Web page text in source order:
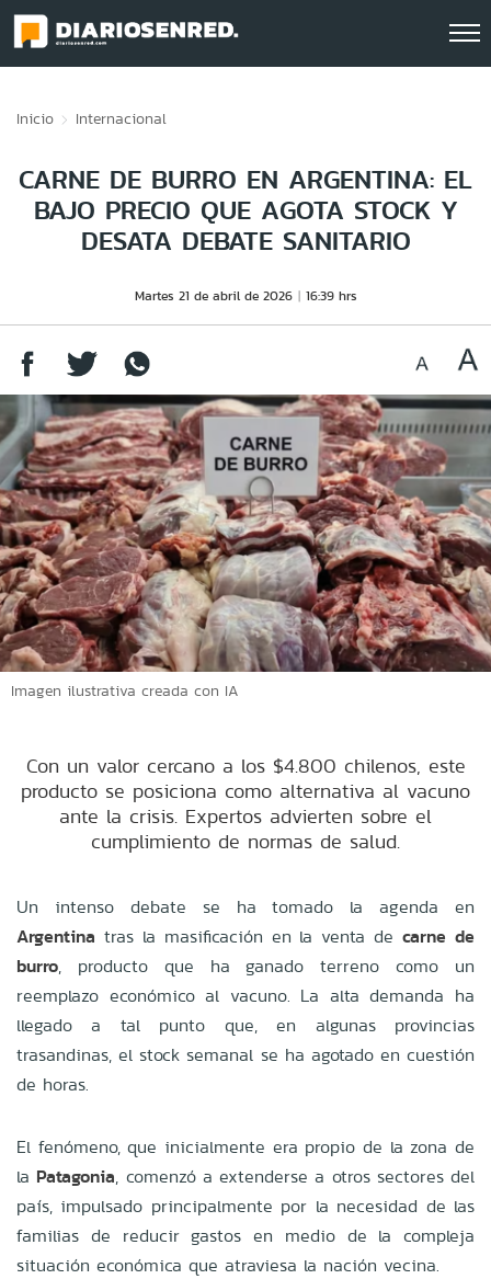
Inicio Internacional
CARNE DE BURRO EN ARGENTINA: EL
BAJO PRECIO QUE AGOTA STOCK Y
DESATA DEBATE SANITARIO
Martes 21 de abril de 2026 16:39 hrs
Imagen ilustrativa creada con IA
Con un valor cercano a los $4.800 chilenos, este
producto se posiciona como alternativa al vacuno
ante la crisis. Expertos advierten sobre el
cumplimiento de normas de salud.
Un intenso debate se ha tomado la agenda en
Argentina tras la masificación en la venta decarne de
burro, producto que ha ganado terreno como un
reemplazo económico al vacuno. La alta demanda ha
llegado a tal punto que, en algunas provincias
trasandinas, el stock semanal se ha agotado en cuestión
de horas.
El fenómeno, que inicialmente era propio de la zona de
la Patagonia, comenzó a extenderse a otros sectores del
país, impulsado principalmente por la necesidad de las
familias de reducir gastos en medio de la compleja
situación económica que atraviesa la nación vecina.